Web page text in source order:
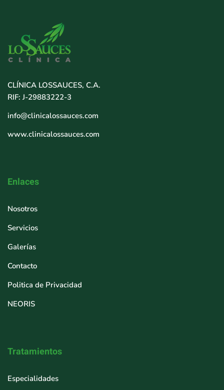
CLÍNICA LOSSAUCES, C.A.
RIF: J-29883222-3
info@clinicalossauces.com
www.clinicalossauces.com
Enlaces
Nosotros
Servicios
Galerías
Contacto
Politica de Privacidad
NEORIS
Tratamientos
Especialidades